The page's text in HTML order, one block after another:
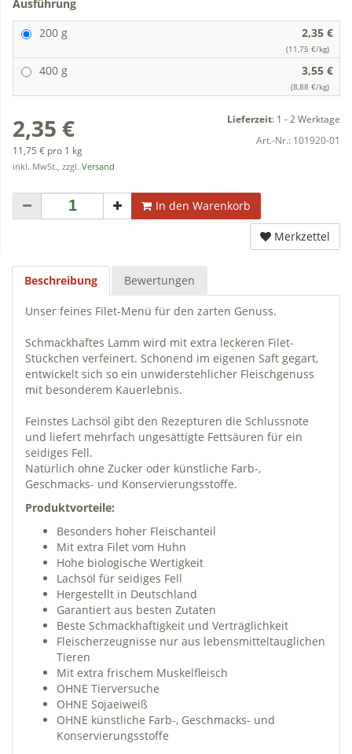
Ausführung
200 g
2,35 €
(11,75 €/kg)
400 g 3,55 €
(8,88 €/kg)
2,35 €
11,75 € pro 1 kg
inkl. MwSt., zzgl. Versand
Lieferzeit: 1 - 2 Werktage
Art.-Nr.: 101920-01
In den Warenkorb
Merkzettel
Beschreibung Bewertungen
Unser feines Filet-Menü für den zarten Genuss.
Schmackhaftes Lamm wird mit extra leckeren Filet-
Stückchen verfeinert. Schonend im eigenen Saft gegart,
entwickelt sich so ein unwiderstehlicher Fleischgenuss
mit besonderem Kauerlebnis.
Feinstes Lachsöl gibt den Rezepturen die Schlussnote
und liefert mehrfach ungesättigte Fettsäuren für ein
seidiges Fell.
Natürlich ohne Zucker oder künstliche Farb-,
Geschmacks- und Konservierungsstoffe.
Produktvorteile:
Besonders hoher Fleischanteil
Mit extra Filet vom Huhn
Hohe biologische Wertigkeit
Lachsöl für seidiges Fell
Hergestellt in Deutschland
Garantiert aus besten Zutaten
Beste Schmackhaftigkeit und Verträglichkeit
Fleischerzeugnisse nur aus lebensmitteltauglichen
Tieren
Mit extra frischem Muskelfleisch
OHNE Tierversuche
OHNE Sojaeiweiß
OHNE künstliche Farb-, Geschmacks- und
Konservierungsstoffe